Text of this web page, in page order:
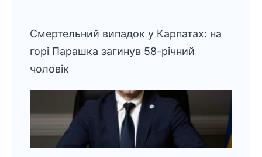
Смертельний випадок у Карпатах: на
горі Парашка загинув 58-річний
чоловік